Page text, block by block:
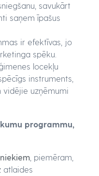
savukārt
saņem īpašus
ir efektīvas, jo
spēku.
locekļu
instruments,
vidējie uzņēmumi
programmu,
, piemēram,
atlaides